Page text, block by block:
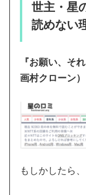
世主・星
読めない
『お願い、そ
画村クローン
もしかしたら、